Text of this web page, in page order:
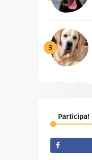
3
Participa!